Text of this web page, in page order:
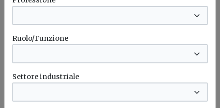
Build News
Rimani aggiornato sulle ultime
energetica e sostenibilità edile
Iscriviti
Ruolo/Funzione
Settore industriale